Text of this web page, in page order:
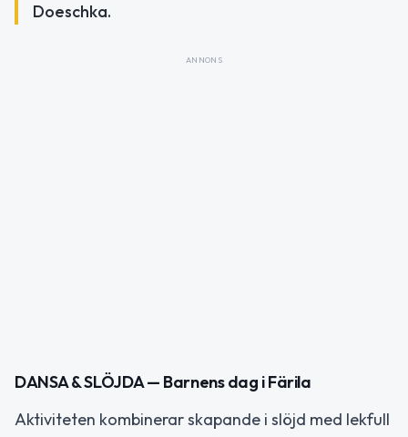
Doeschka.
ANNONS
DANSA & SLÖJDA — Barnens dag i Färila
Aktiviteten kombinerar skapande i slöjd med lekfull